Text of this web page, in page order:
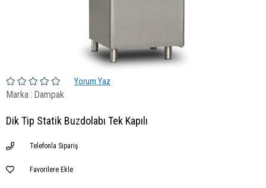
Yorum Yaz
Marka : Dampak
Dik Tip Statik Buzdolabı Tek Kapılı
Telefonla Sipariş
Favorilere Ekle